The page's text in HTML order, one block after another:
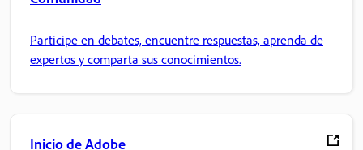
Participe en debates, encuentre respuestas, aprenda de
expertos y comparta sus conocimientos.
Inicio de Adobe